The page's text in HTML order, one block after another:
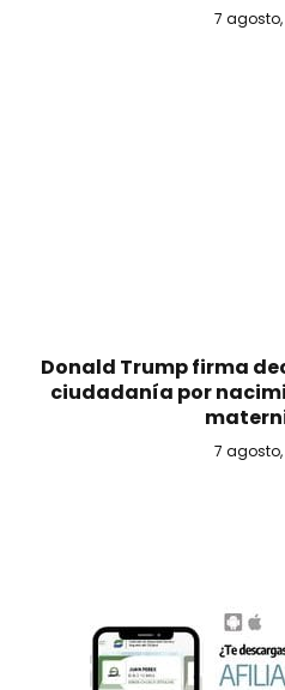
7 agosto,
Donald Trump firma
ciudadanía por
7 agosto,